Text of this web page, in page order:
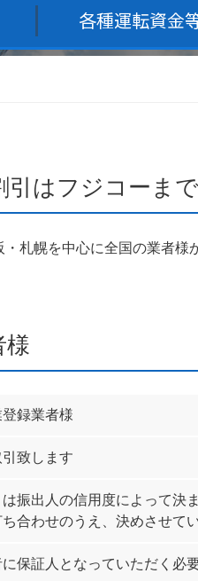
各種運転資金
引はフジコーま
札幌を中心に全国の業者様
様
録業者様
致します
振出人の信用度によって決
合わせのうえ、決めさせて
保証人となっていただく必